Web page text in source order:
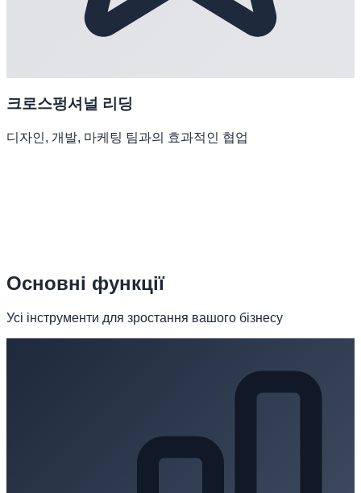
크로스펑셔널 리딩
디자인, 개발, 마케팅 팀과의 효과적인 협업
Основні функції
Усі інструменти для зростання вашого бізнесу